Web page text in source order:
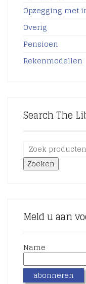
Opzegging met
Overig
Pensioen
Rekenmodellen
Search The
Zoeken
Meld u aan
Name